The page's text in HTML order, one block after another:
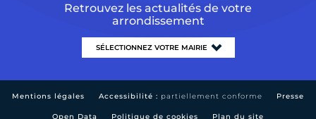
Retrouvez les actualités de votre
arrondissement
Mentions légales Accessibilité : partiellement conforme Presse
Open Data Politique de cookies Plan du site